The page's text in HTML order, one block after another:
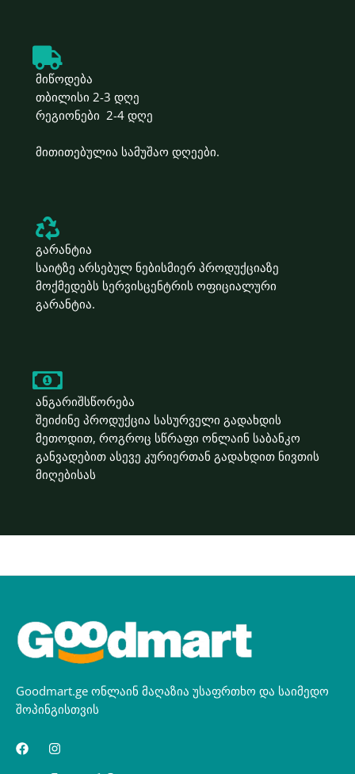
მიწოდება
თბილისი 2-3 დღე
რეგიონები 2-4 დღე
მითითებულია სამუშაო დღეები.
გარანტია
საიტზე არსებულ ნებისმიერ პროდუქციაზე
მოქმედებს სერვისცენტრის ოფიციალური
გარანტია.
ანგარიშსწორება
შეიძინე პროდუქცია სასურველი გადახდის
მეთოდით, როგროც სწრაფი ონლაინ საბანკო
განვადებით ასევე კურიერთან გადახდით ნივთის
მიღებისას
Goodmart.ge ონლაინ მაღაზია უსაფრთხო და საიმედო
შოპინგისთვის